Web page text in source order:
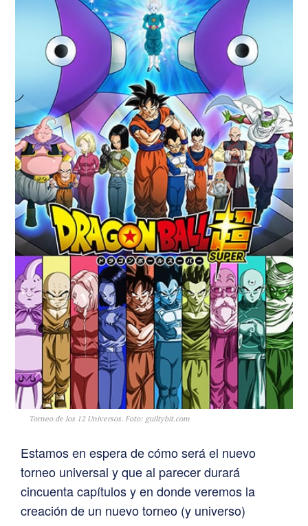
Torneo de los 12 Universos. Foto: guiltybit.com
Estamos en espera de cómo será el nuevo
torneo universal y que al parecer durará
cincuenta capítulos y en donde veremos la
creación de un nuevo torneo (y universo)